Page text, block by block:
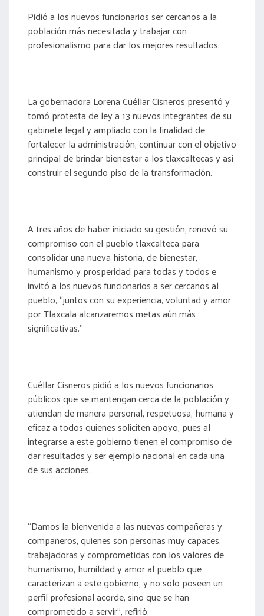
Pidió a los nuevos funcionarios ser cercanos a la
población más necesitada y trabajar con
profesionalismo para dar los mejores resultados.
La gobernadora Lorena Cuéllar Cisneros presentó y
tomó protesta de ley a 13 nuevos integrantes de su
gabinete legal y ampliado con la finalidad de
fortalecer la administración, continuar con el objetivo
principal de brindar bienestar a los tlaxcaltecas y así
construir el segundo piso de la transformación.
A tres años de haber iniciado su gestión, renovó su
compromiso con el pueblo tlaxcalteca para
consolidar una nueva historia, de bienestar,
humanismo y prosperidad para todas y todos e
invitó a los nuevos funcionarios a ser cercanos al
pueblo, “juntos con su experiencia, voluntad y amor
por Tlaxcala alcanzaremos metas aún más
significativas.”
Cuéllar Cisneros pidió a los nuevos funcionarios
públicos que se mantengan cerca de la población y
atiendan de manera personal, respetuosa, humana y
eficaz a todos quienes soliciten apoyo, pues al
integrarse a este gobierno tienen el compromiso de
dar resultados y ser ejemplo nacional en cada una
de sus acciones.
“Damos la bienvenida a las nuevas compañeras y
compañeros, quienes son personas muy capaces,
trabajadoras y comprometidas con los valores de
humanismo, humildad y amor al pueblo que
caracterizan a este gobierno, y no solo poseen un
perfil profesional acorde, sino que se han
comprometido a servir”, refirió.